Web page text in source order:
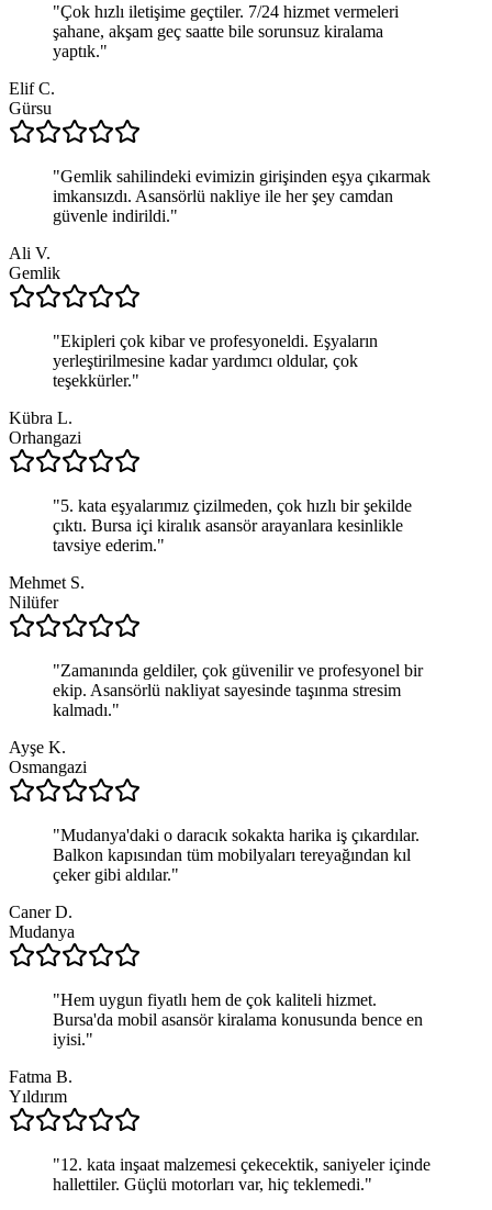
"Çok hızlı iletişime geçtiler. 7/24 hizmet vermeleri
şahane, akşam geç saatte bile sorunsuz kiralama
yaptık."
Elif C.
Gürsu
"Gemlik sahilindeki evimizin girişinden eşya çıkarmak
imkansızdı. Asansörlü nakliye ile her şey camdan
güvenle indirildi."
Ali V.
Gemlik
"Ekipleri çok kibar ve profesyoneldi. Eşyaların
yerleştirilmesine kadar yardımcı oldular, çok
teşekkürler."
Kübra L.
Orhangazi
"5. kata eşyalarımız çizilmeden, çok hızlı bir şekilde
çıktı. Bursa içi kiralık asansör arayanlara kesinlikle
tavsiye ederim."
Mehmet S.
Nilüfer
"Zamanında geldiler, çok güvenilir ve profesyonel bir
ekip. Asansörlü nakliyat sayesinde taşınma stresim
kalmadı."
Ayşe K.
Osmangazi
"Mudanya'daki o daracık sokakta harika iş çıkardılar.
Balkon kapısından tüm mobilyaları tereyağından kıl
çeker gibi aldılar."
Caner D.
Mudanya
"Hem uygun fiyatlı hem de çok kaliteli hizmet.
Bursa'da mobil asansör kiralama konusunda bence en
iyisi."
Fatma B.
Yıldırım
"12. kata inşaat malzemesi çekecektik, saniyeler içinde
hallettiler. Güçlü motorları var, hiç teklemedi."